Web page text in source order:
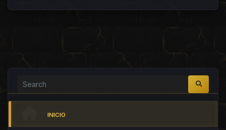
INICIO